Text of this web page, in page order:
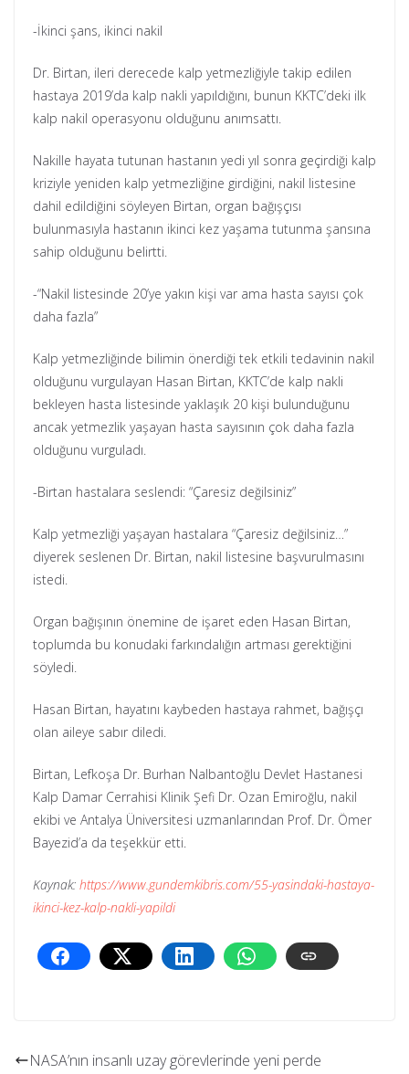
-İkinci şans, ikinci nakil
Dr. Birtan, ileri derecede kalp yetmezliğiyle takip edilen
hastaya 2019’da kalp nakli yapıldığını, bunun KKTC’deki ilk
kalp nakil operasyonu olduğunu anımsattı.
Nakille hayata tutunan hastanın yedi yıl sonra geçirdiği kalp
kriziyle yeniden kalp yetmezliğine girdiğini, nakil listesine
dahil edildiğini söyleyen Birtan, organ bağışçısı
bulunmasıyla hastanın ikinci kez yaşama tutunma şansına
sahip olduğunu belirtti.
-“Nakil listesinde 20’ye yakın kişi var ama hasta sayısı çok
daha fazla”
Kalp yetmezliğinde bilimin önerdiği tek etkili tedavinin nakil
olduğunu vurgulayan Hasan Birtan, KKTC’de kalp nakli
bekleyen hasta listesinde yaklaşık 20 kişi bulunduğunu
ancak yetmezlik yaşayan hasta sayısının çok daha fazla
olduğunu vurguladı.
-Birtan hastalara seslendi: “Çaresiz değilsiniz”
Kalp yetmezliği yaşayan hastalara “Çaresiz değilsiniz…”
diyerek seslenen Dr. Birtan, nakil listesine başvurulmasını
istedi.
Organ bağışının önemine de işaret eden Hasan Birtan,
toplumda bu konudaki farkındalığın artması gerektiğini
söyledi.
Hasan Birtan, hayatını kaybeden hastaya rahmet, bağışçı
olan aileye sabır diledi.
Birtan, Lefkoşa Dr. Burhan Nalbantoğlu Devlet Hastanesi
Kalp Damar Cerrahisi Klinik Şefi Dr. Ozan Emiroğlu, nakil
ekibi ve Antalya Üniversitesi uzmanlarından Prof. Dr. Ömer
Bayezid’a da teşekkür etti.
Kaynak: https://www.gundemkibris.com/55-yasindaki-hastaya-
ikinci-kez-kalp-nakli-yapildi
NASA’nın insanlı uzay görevlerinde yeni perde